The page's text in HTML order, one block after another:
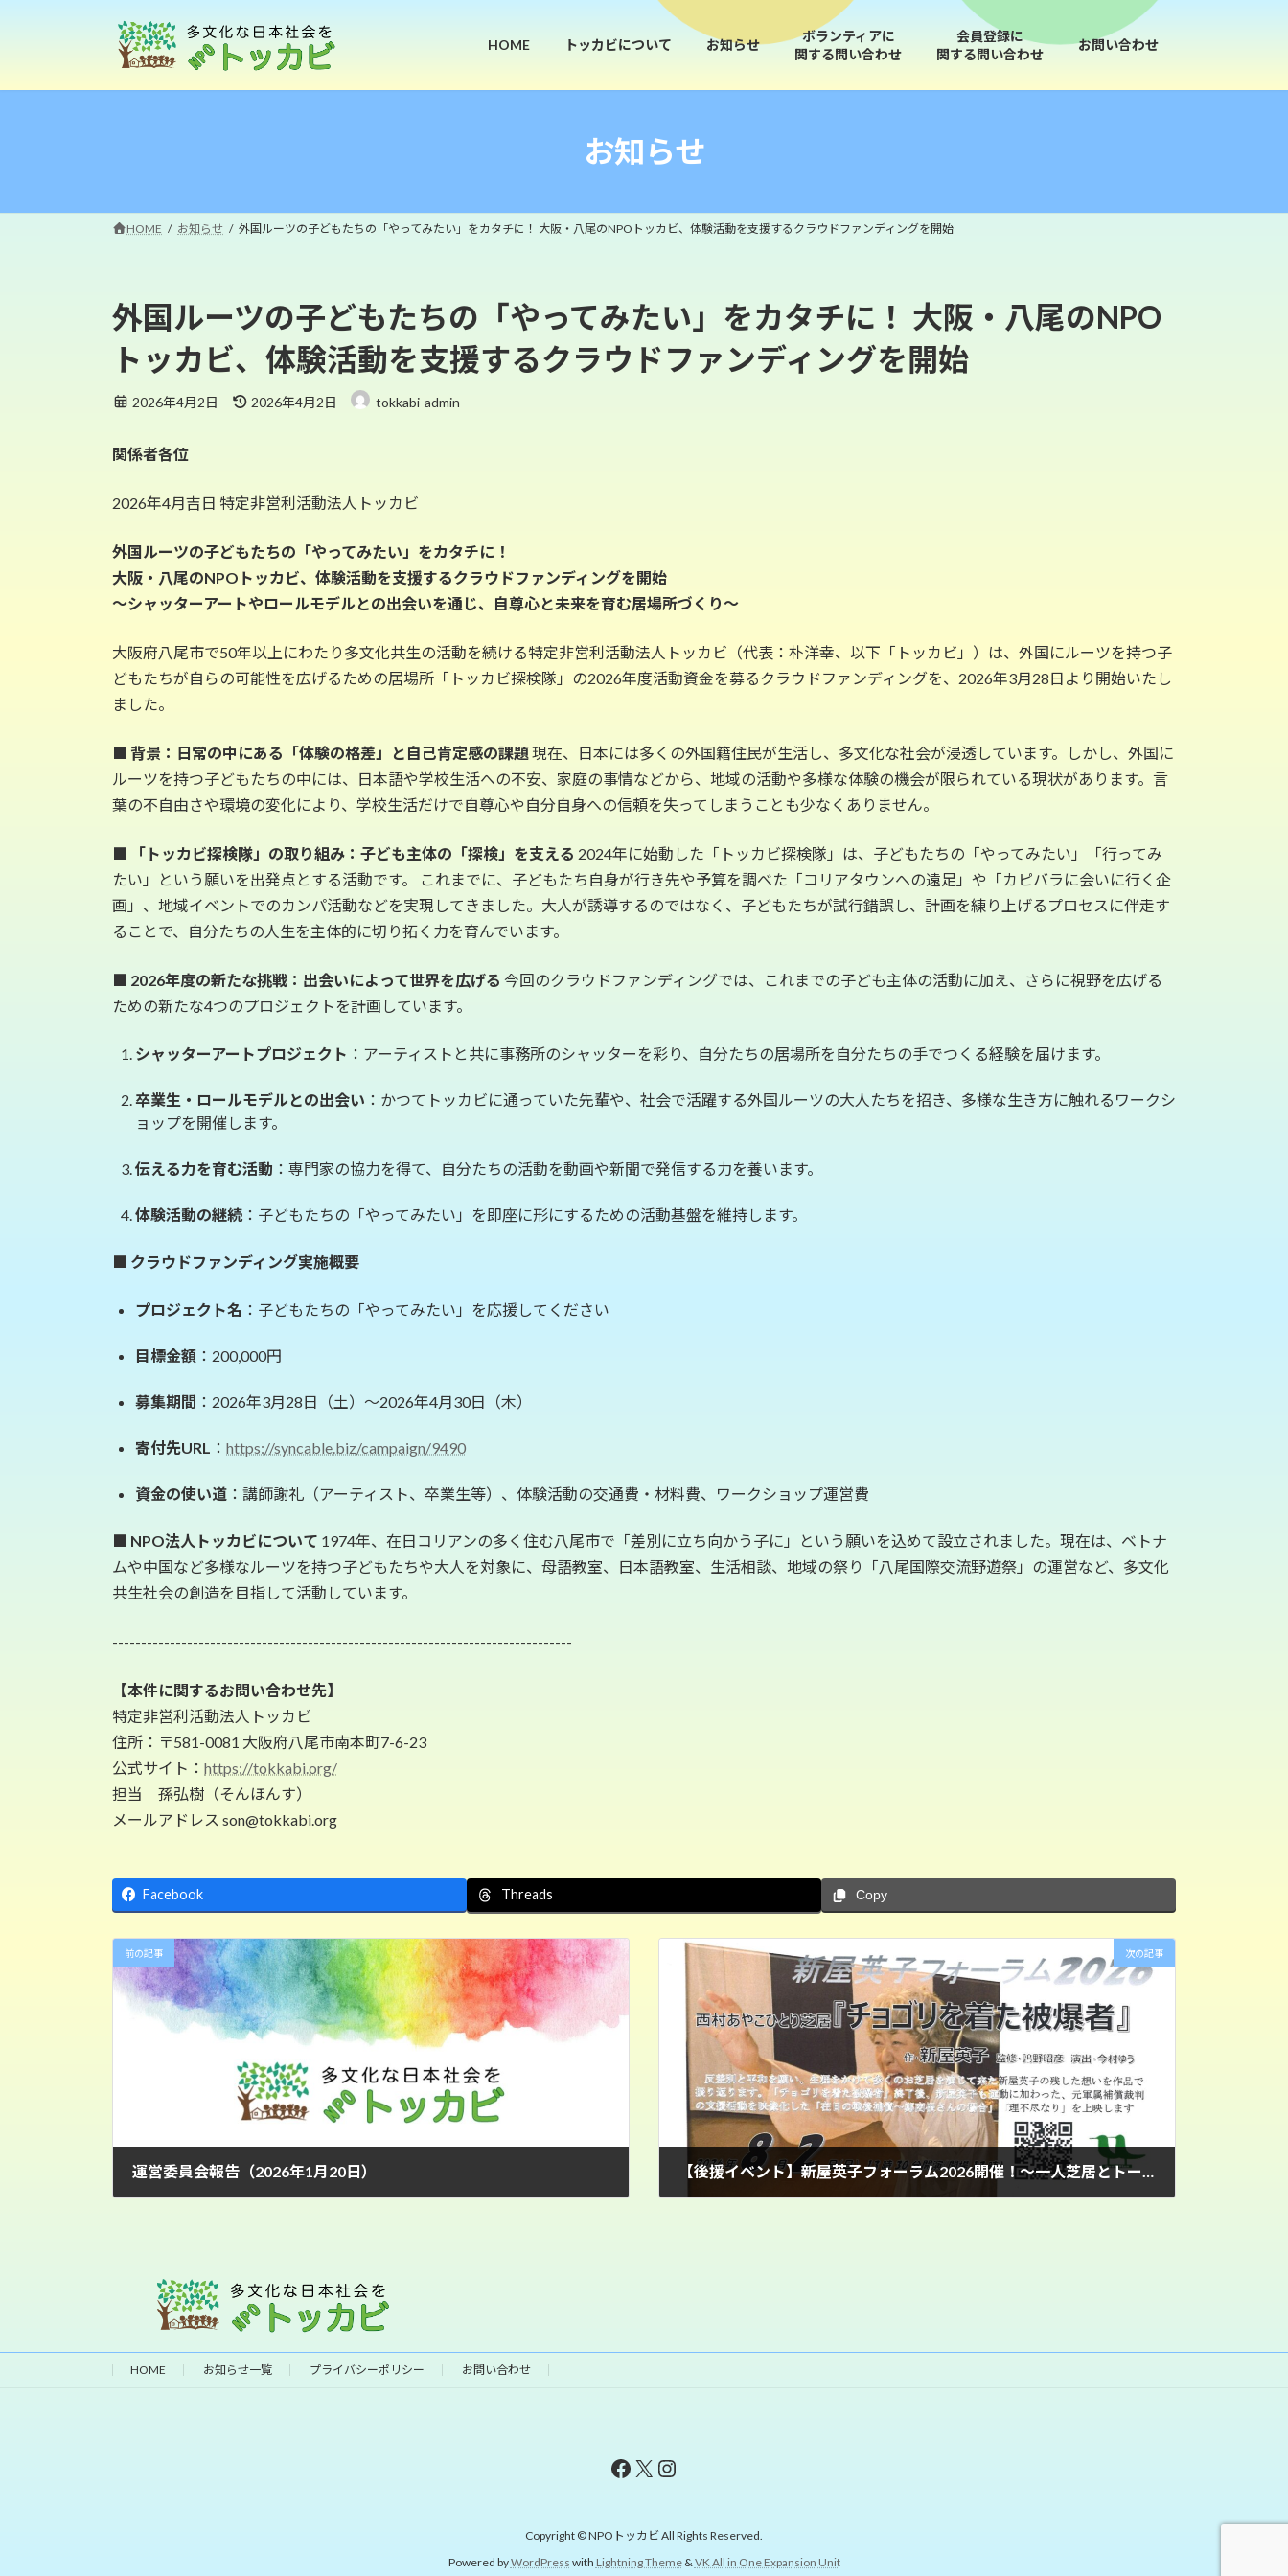
プ
動
HOME トッカビについて お知らせ
ボランティアに
関する問い合わせ
会員登録に
関する問い合わせ
お問い合わせ
お知らせ
HOME お知らせ 外国ルーツの子どもたちの「やってみたい」をカタチに！ 大阪・八尾のNPOトッカビ、体験活動を支援するクラウドファンディングを開始
外国ルーツの子どもたちの「やってみたい」をカタチに！ 大阪・八尾のNPO
トッカビ、体験活動を支援するクラウドファンディングを開始
2026年4月2日
最
時
:
2026年4月2日 tokkabi-admin
関係者各位
2026年4月吉日 特定非営利活動法人トッカビ
外国ルーツの子どもたちの「やってみたい」をカタチに！
大阪・八尾のNPOトッカビ、体験活動を支援するクラウドファンディングを開始
～シャッターアートやロールモデルとの出会いを通じ、自尊心と未来を育む居場所づくり～
大阪府八尾市で50年以上にわたり多文化共生の活動を続ける特定非営利活動法人トッカビ（代表：朴洋幸、以下「トッカビ」）は、外国にルーツを持つ子
どもたちが自らの可能性を広げるための居場所「トッカビ探検隊」の2026年度活動資金を募るクラウドファンディングを、2026年3月28日より開始いたし
ました。
■ 背景：日常の中にある「体験の格差」と自己肯定感の課題現在、日本には多くの外国籍住民が生活し、多文化な社会が浸透しています。しかし、外国に
ルーツを持つ子どもたちの中には、日本語や学校生活への不安、家庭の事情などから、地域の活動や多様な体験の機会が限られている現状があります。言
葉の不自由さや環境の変化により、学校生活だけで自尊心や自分自身への信頼を失ってしまうことも少なくありません。
■ 「トッカビ探検隊」の取り組み：子ども主体の「探検」を支える 2024年に始動した「トッカビ探検隊」は、子どもたちの「やってみたい」「行ってみ
たい」という願いを出発点とする活動です。 これまでに、子どもたち自身が行き先や予算を調べた「コリアタウンへの遠足」や「カピバラに会いに行く企
画」、地域イベントでのカンパ活動などを実現してきました。大人が誘導するのではなく、子どもたちが試行錯誤し、計画を練り上げるプロセスに伴走す
ることで、自分たちの人生を主体的に切り拓く力を育んでいます。
■ 2026年度の新たな挑戦：出会いによって世界を広げる 今回のクラウドファンディングでは、これまでの子ども主体の活動に加え、さらに視野を広げる
ための新たな4つのプロジェクトを計画しています。
シャッターアートプロジェクト ：アーティストと共に事務所のシャッターを彩り、自分たちの居場所を自分たちの手でつくる経験を届けます。
卒業生・ロールモデルとの出会い ：かつてトッカビに通っていた先輩や、社会で活躍する外国ルーツの大人たちを招き、多様な生き方に触れるワークシ
ョップを開催します。
伝える力を育む活動 ：専門家の協力を得て、自分たちの活動を動画や新聞で発信する力を養います。
体験活動の継続：子どもたちの「やってみたい」を即座に形にするための活動基盤を維持します。
■ クラウドファンディング実施概要
プロジェクト名 ：子どもたちの「やってみたい」を応援してください
目標金額 ：200,000円
募集期間 ：2026年3月28日（土）〜2026年4月30日（木）
寄付先URL ： https://syncable.biz/campaign/9490
資金の使い道 ：講師謝礼（アーティスト、卒業生等）、体験活動の交通費・材料費、ワークショップ運営費
■ NPO法人トッカビについて 1974年、在日コリアンの多く住む八尾市で「差別に立ち向かう子に」という願いを込めて設立されました。現在は、ベトナ
ムや中国など多様なルーツを持つ子どもたちや大人を対象に、母語教室、日本語教室、生活相談、地域の祭り「八尾国際交流野遊祭」の運営など、多文化
共生社会の創造を目指して活動しています。
--------------------------------------------------------------------------------
【本件に関するお問い合わせ先】
特定非営利活動法人トッカビ
住所：〒581-0081 大阪府八尾市南本町7-6-23
公式サイト： https://tokkabi.org/
担当 孫弘樹（そんほんす）
メールアドレス son@tokkabi.org
Facebook Threads Copy
前の記事
運営委員会報告（2026年1月20日）
次の記事
【後援イベント】新屋英子フォーラム2026開催！～一人芝居とトークで考える「戦後補償」と私たちの歩み～
HOME お知らせ一覧 プライバシーポリシー お問い合わせ
Facebook
X Instagram
Copyright © NPOトッカビ All Rights Reserved.
Powered byWordPress with Lightning Theme&VK All in One Expansion Unit